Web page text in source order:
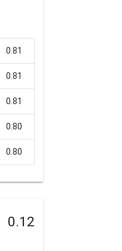
0.81
0.81
0.81
0.80
0.80
0.12